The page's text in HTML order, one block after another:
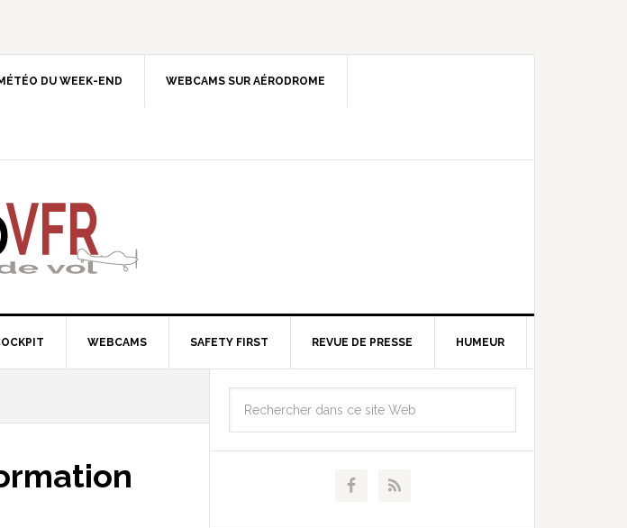
DU WEEK-END WEBCAMS SUR AÉRODROME
WEBCAMS SAFETY FIRST REVUE DE PRESSE HUMEUR